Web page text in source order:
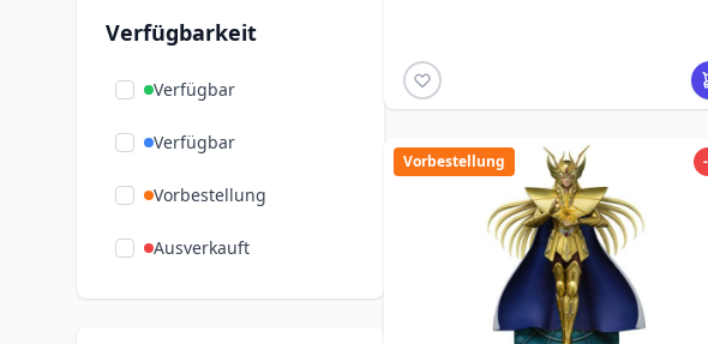
Verfügbarkeit
Verfügbar
Verfügbar
Vorbestellung
Ausverkauft
Vorbestellung